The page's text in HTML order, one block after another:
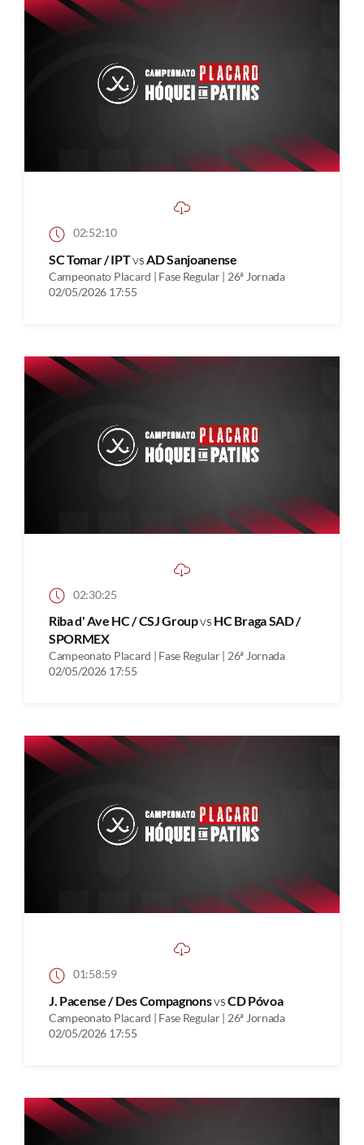
02:52:10
SC Tomar / IPTvsAD Sanjoanense
Campeonato Placard | Fase Regular | 26ª Jornada
02/05/2026 17:55
02:30:25
Riba d' Ave HC / CSJ Groupvs HC Braga SAD /
SPORMEX
Campeonato Placard | Fase Regular | 26ª Jornada
02/05/2026 17:55
01:58:59
J. Pacense / Des CompagnonsvsCD Póvoa
Campeonato Placard | Fase Regular | 26ª Jornada
02/05/2026 17:55